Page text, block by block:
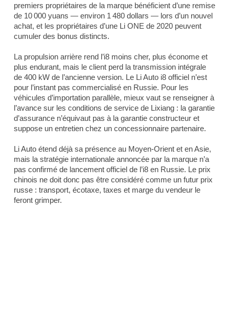
premiers propriétaires de la marque bénéficient d’une remise
de 10 000 yuans — environ 1 480 dollars — lors d’un nouvel
achat, et les propriétaires d’une Li ONE de 2020 peuvent
cumuler des bonus distincts.
La propulsion arrière rend l’i8 moins cher, plus économe et
plus endurant, mais le client perd la transmission intégrale
de 400 kW de l’ancienne version. Le Li Auto i8 officiel n’est
pour l’instant pas commercialisé en Russie. Pour les
véhicules d’importation parallèle, mieux vaut se renseigner à
l’avance sur les conditions de service de Lixiang : la garantie
d’assurance n’équivaut pas à la garantie constructeur et
suppose un entretien chez un concessionnaire partenaire.
Li Auto étend déjà sa présence au Moyen-Orient et en Asie,
mais la stratégie internationale annoncée par la marque n’a
pas confirmé de lancement officiel de l’i8 en Russie. Le prix
chinois ne doit donc pas être considéré comme un futur prix
russe : transport, écotaxe, taxes et marge du vendeur le
feront grimper.